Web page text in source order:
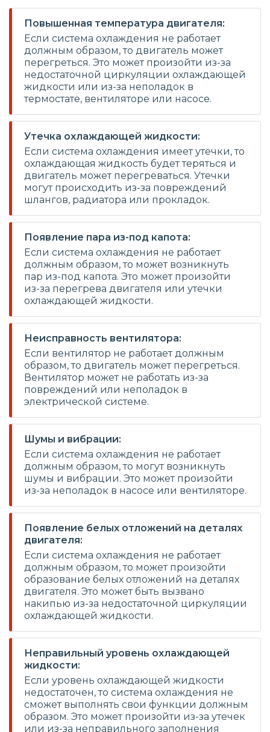
Повышенная температура двигателя:
Если система охлаждения не работает
должным образом, то двигатель может
перегреться. Это может произойти из-за
недостаточной циркуляции охлаждающей
жидкости или из-за неполадок в
термостате, вентиляторе или насосе.
Утечка охлаждающей жидкости:
Если система охлаждения имеет утечки, то
охлаждающая жидкость будет теряться и
двигатель может перегреваться. Утечки
могут происходить из-за повреждений
шлангов, радиатора или прокладок.
Появление пара из-под капота:
Если система охлаждения не работает
должным образом, то может возникнуть
пар из-под капота. Это может произойти
из-за перегрева двигателя или утечки
охлаждающей жидкости.
Неисправность вентилятора:
Если вентилятор не работает должным
образом, то двигатель может перегреться.
Вентилятор может не работать из-за
повреждений или неполадок в
электрической системе.
Шумы и вибрации:
Если система охлаждения не работает
должным образом, то могут возникнуть
шумы и вибрации. Это может произойти
из-за неполадок в насосе или вентиляторе.
Появление белых отложений на деталях
двигателя:
Если система охлаждения не работает
должным образом, то может произойти
образование белых отложений на деталях
двигателя. Это может быть вызвано
накипью из-за недостаточной циркуляции
охлаждающей жидкости.
Неправильный уровень охлаждающей
жидкости:
Если уровень охлаждающей жидкости
недостаточен, то система охлаждения не
сможет выполнять свои функции должным
образом. Это может произойти из-за утечек
или из-за неправильного заполнения